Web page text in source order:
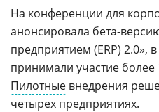
На конференции для
анонсировала бета-
предприятием (ERP) 2.0»,
принимали участие более
Пилотные внедрения
четырех предприятиях.